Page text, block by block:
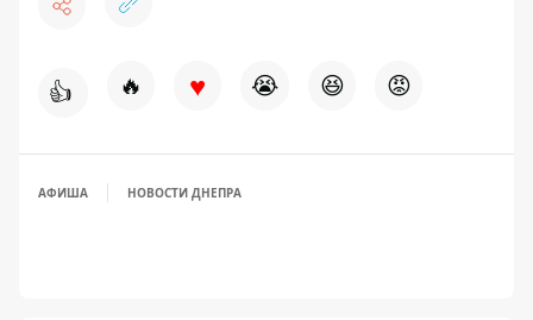
👍 🔥 ♥ 😭 😆 😡
АФИША НОВОСТИ ДНЕПРА